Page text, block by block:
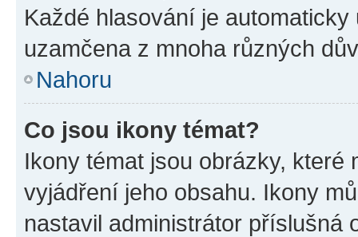
Každé hlasování je
uzamčena z mnoha různých
Nahoru
Co jsou ikony témat?
Ikony témat jsou obrázky,
vyjádření jeho obsahu. Ikony
nastavil administrátor příslušná